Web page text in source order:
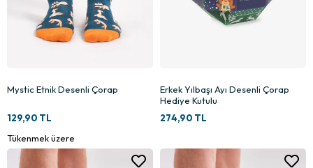
Mystic Etnik Desenli Çorap
129,90 TL
Tükenmek üzere
Erkek Yılbaşı Ayı Desenli Çorap
Hediye Kutulu
274,90 TL